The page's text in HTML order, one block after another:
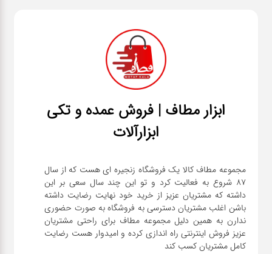
ابزار مطاف | فروش عمده و تکی
ابزارآلات
مجموعه مطاف کالا یک فروشگاه زنجیره ای هست که از سال
۸۷ شروع به فعالیت کرد و تو این چند سال سعی بر این
داشته که مشتریان عزیز از خرید خود نهایت رضایت داشته
باشن اغلب مشتریان دسترسی به فروشگاه به صورت حضوری
ندارن به همین دلیل مجموعه مطاف برای راحتی مشتریان
عزیز فروش اینترنتی راه اندازی کرده و امیدوار هست رضایت
کامل مشتریان کسب کند